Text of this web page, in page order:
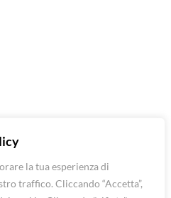
la tua esperienza di
traffico. Cliccando “Accetta”,